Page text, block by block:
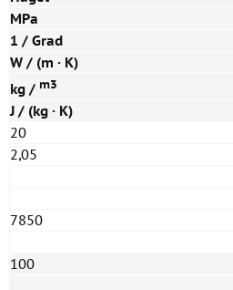
MPa
1 / Grad
W / (m · K)
kg / m3
J / (kg · K)
20
2,05
7850
100